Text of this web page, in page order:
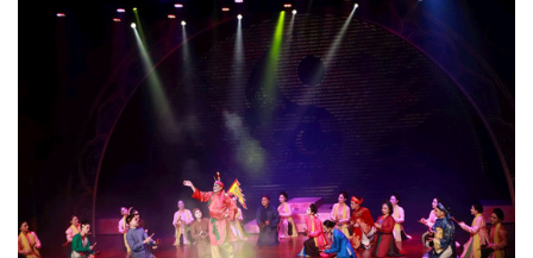
thể kể một câu chuyện về chiều sâu văn hiến của dân tộc.
Nhưng trong kỷ nguyên mới, câu hỏi đặt ra không chỉ Hà Nội có
bao nhiêu di sản, bao nhiêu văn nghệ sĩ, trí thức, không gian ký
ức, mà là làm thế nào để những giá trị ấy trở thành nguồn lực
phát triển, thành sức mạnh mềm, thành động lực sáng tạo,
thành năng lực cạnh tranh của Thủ đô.